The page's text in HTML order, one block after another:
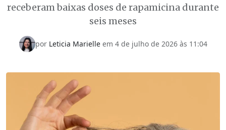
receberam baixas doses de rapamicina durante
seis meses
por Leticia Marielleem 4 de julho de 2026 às 11:04